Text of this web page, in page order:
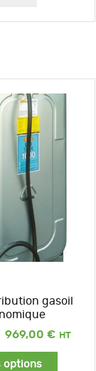
gasoil
969,00 €
Plage
options